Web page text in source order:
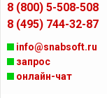
8 (800) 5-508-508
8 (495) 744-32-87
info@snabsoft.ru
запрос
онлайн-чат